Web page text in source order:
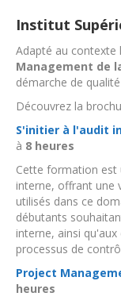
Institut
Adapté au contexte
Management de
démarche de
Découvrez la
S'initier à l'audit
à 8 heures
Cette formation est
interne, offrant une
utilisés dans ce
débutants
interne, ainsi
processus de
Project
heures